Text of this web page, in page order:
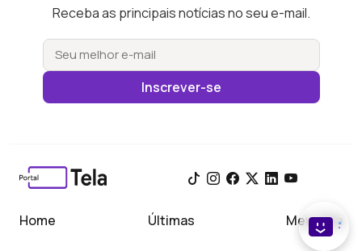
Receba as principais notícias no seu e-mail.
Inscrever-se
Home Últimas Meu Tela